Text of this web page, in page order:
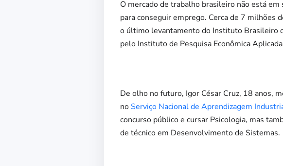
O mercado de trabalho brasileiro não está
para conseguir emprego. Cerca de 7 milhões
o último levantamento do Instituto Brasileiro
pelo Instituto de Pesquisa Econômica Aplicada
De olho no futuro, Igor César Cruz, 18 anos,
no Serviço Nacional de Aprendizagem
concurso público e cursar Psicologia, mas
de técnico em Desenvolvimento de Sistemas.